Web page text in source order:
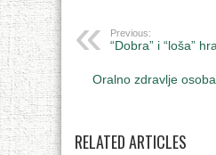
Previous:
“Dobra” i “loša”
Oralno zdravlje
RELATED ARTICLES